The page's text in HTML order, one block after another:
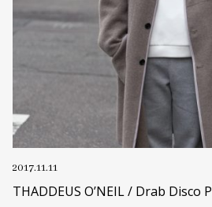
2017.11.11
THADDEUS O’NEIL / Drab Disco